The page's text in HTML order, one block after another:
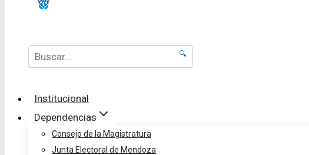
🔍
Institucional
Dependencias
Consejo de la Magistratura
Junta Electoral de Mendoza